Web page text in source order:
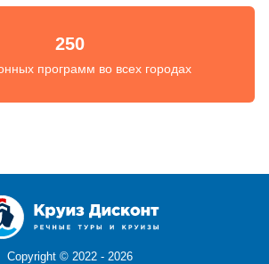
250
программ во всех городах
Copyright © 2022 - 2026